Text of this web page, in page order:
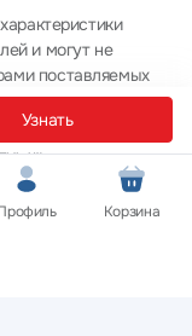
Узнать
и могут не
поставляемых
при
Корзина